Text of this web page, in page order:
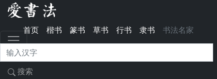
首页 楷书 篆书 草书 行书 隶书 书法名家
搜索